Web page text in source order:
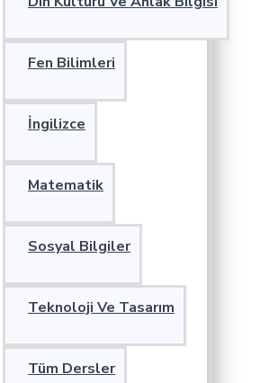
Fen Bilimleri
İngilizce
Matematik
Sosyal Bilgiler
Teknoloji Ve Tasarım
Tüm Dersler